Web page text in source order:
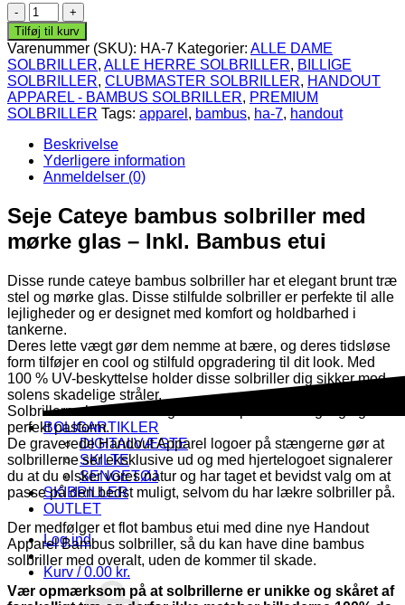
BOLIGARTIKLER
DIGITALVÆGTE
SKILTE
SENGETØJ
SKIBRILLER
OUTLET
Log ind
Kurv /0.00 kr.
Wood
Cateye
Handout
Apparel
Bambus
Solbriller
|
Mørke
glas
antal
Tilføj til kurv
Varenummer (SKU): HA-7 Kategorier: ALLE DAME
SOLBRILLER, ALLE HERRE SOLBRILLER, BILLIGE
SOLBRILLER, CLUBMASTER SOLBRILLER, HANDOUT
APPAREL - BAMBUS SOLBRILLER, PREMIUM
SOLBRILLER Tags: apparel , bambus, ha-7, handout
Beskrivelse
Yderligere information
Anmeldelser (0)
Seje Cateye bambus solbriller med
mørke glas – Inkl. Bambus etui
Disse runde cateye bambus solbriller har et elegant brunt træ
stel og mørke glas. Disse stilfulde solbriller er perfekte til alle
lejligheder og er designet med komfort og holdbarhed i
tankerne.
Deres lette vægt gør dem nemme at bære, og deres tidsløse
form tilføjer en cool og stilfuld opgradering til dit look. Med
100 % UV-beskyttelse holder disse solbriller dig sikker mod
solens skadelige stråler.
Solbrillerne har flex stænger for en optimal behagelig og
perfekt pasform.
De graverede Handout Apparel logoer på stængerne gør at
solbrillerne ser eksklusive ud og med hjertelogoet signalerer
du at du elsker vores natur og har taget et bevidst valg om at
passe på den bedst muligt, selvom du har lækre solbriller på.
Der medfølger et flot bambus etui med dine nye Handout
Apparel Bambus solbriller, så du kan have dine bambus
solbriller med overalt, uden de kommer til skade.
Vær opmærksom på at solbrillerne er unikke og skåret af